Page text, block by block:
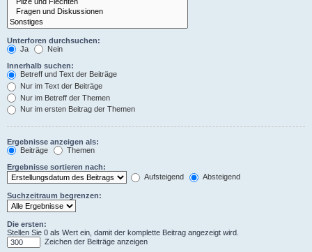
Unterforen durchsuchen:
Ja
Nein
Innerhalb suchen:
Betreff und Text der Beiträge
Nur im Text der Beiträge
Nur im Betreff der Themen
Nur im ersten Beitrag der Themen
Ergebnisse anzeigen als:
Beiträge
Themen
Ergebnisse sortieren nach:
Aufsteigend
Absteigend
Suchzeitraum begrenzen:
Die ersten:
Stellen Sie 0 als Wert ein, damit der komplette Beitrag angezeigt wird.
Zeichen der Beiträge anzeigen